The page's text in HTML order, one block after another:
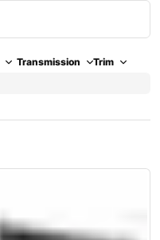
Transmission
Trim